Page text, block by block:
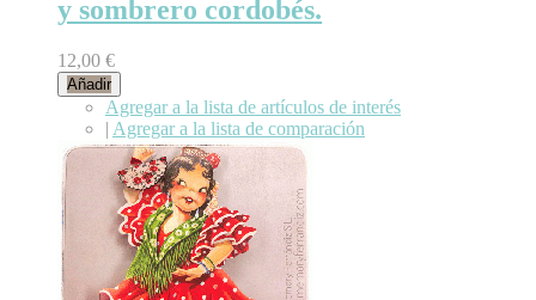
y sombrero cordobés.
12,00 €
Añadir
Agregar a la lista de artículos de interés
| Agregar a la lista de comparación